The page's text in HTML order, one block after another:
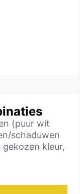
(puur wit
schaduwen
kleur,